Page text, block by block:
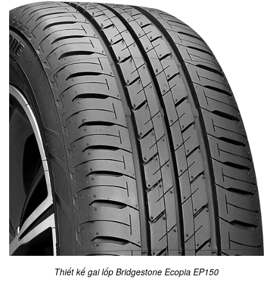
Thiết kế gai lốp Bridgestone Ecopia EP150